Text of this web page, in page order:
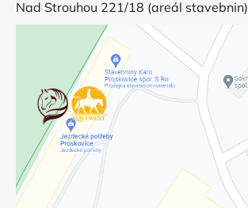
Nad Strouhou 221/18 (areál stavebnin)